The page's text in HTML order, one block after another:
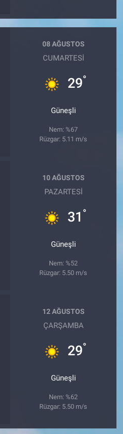
08 AĞUSTOS
CUMARTESI
29°
Güneşli
Nem: %67
Rüzgar: 5.11 m/s
10 AĞUSTOS
PAZARTESI
31 °
Güneşli
Nem: %52
Rüzgar: 5.50 m/s
12 AĞUSTOS
ÇARŞAMBA
29°
Güneşli
Nem: %62
Rüzgar: 5.50 m/s